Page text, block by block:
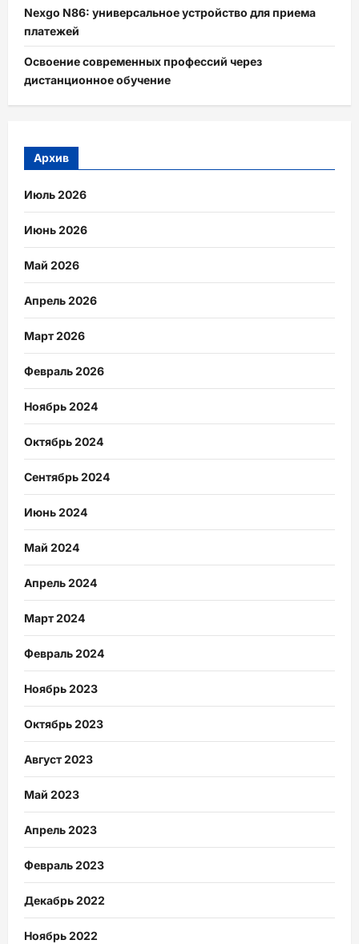
Nexgo N86: универсальное устройство для приема
платежей
Освоение современных профессий через
дистанционное обучение
Архив
Июль 2026
Июнь 2026
Май 2026
Апрель 2026
Март 2026
Февраль 2026
Ноябрь 2024
Октябрь 2024
Сентябрь 2024
Июнь 2024
Май 2024
Апрель 2024
Март 2024
Февраль 2024
Ноябрь 2023
Октябрь 2023
Август 2023
Май 2023
Апрель 2023
Февраль 2023
Декабрь 2022
Ноябрь 2022